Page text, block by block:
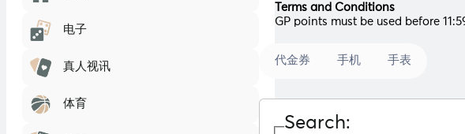
电子
真人视讯
体育
Terms and Conditions
GP points must be used before
代金券 手机 手表
Search: